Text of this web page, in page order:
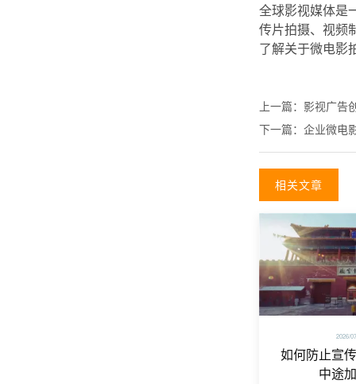
全球影视媒体是
传片拍摄、视频
了解关于微电影
上一篇： 影视广告
下一篇： 企业微电
相关文章
2026/
如何防止宣
中途